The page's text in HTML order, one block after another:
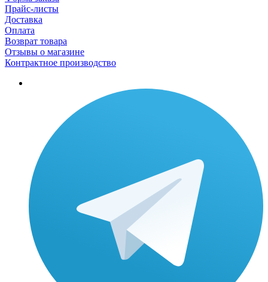
Прайс-листы
Доставка
Оплата
Возврат товара
Отзывы о магазине
Контрактное производство